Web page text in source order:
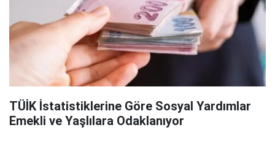
TÜİK İstatistiklerine Göre Sosyal Yardımlar
Emekli ve Yaşlılara Odaklanıyor